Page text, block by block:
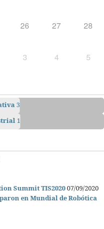
26 27 28
3 4 5
3
1
Summit TIS202007/09/2020
en Mundial de Robótica